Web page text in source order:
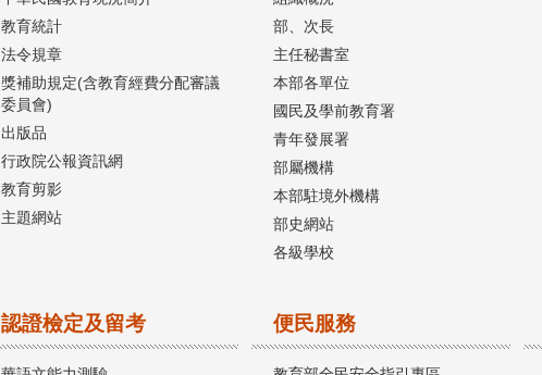
教育統計
法令規章
獎補助規定(含教育經費分配審議
委員會)
出版品
行政院公報資訊網
教育剪影
主題網站
部、次長
主任秘書室
本部各單位
國民及學前教育署
青年發展署
部屬機構
本部駐境外機構
部史網站
各級學校
認證檢定及留考 便民服務